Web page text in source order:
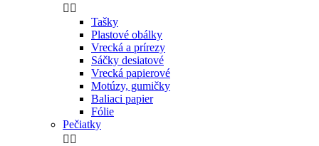
 
Tašky
Plastové obálky
Vrecká a prírezy
Sáčky desiatové
Vrecká papierové
Motúzy, gumičky
Baliaci papier
Fólie
Pečiatky
 